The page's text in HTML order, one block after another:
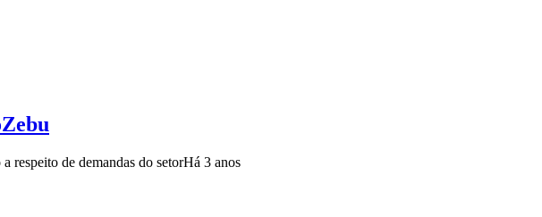
respeito de demandas do setorHá 3 anos